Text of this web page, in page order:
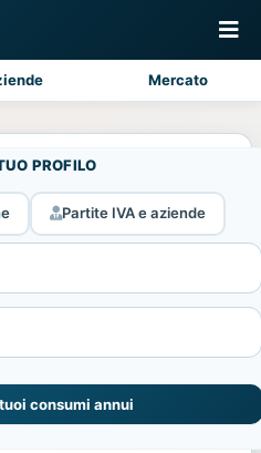
Mercato
PROFILO
Partite IVA e aziende
consumi annui